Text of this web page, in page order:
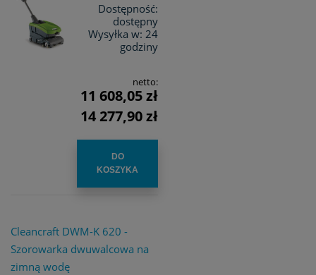
Dostępność:
dostępny
Wysyłka w: 24
godziny
netto:
11 608,05 zł
14 277,90 zł
DO
KOSZYKA
Cleancraft DWM-K 620 -
Szorowarka dwuwalcowa na
zimną wodę